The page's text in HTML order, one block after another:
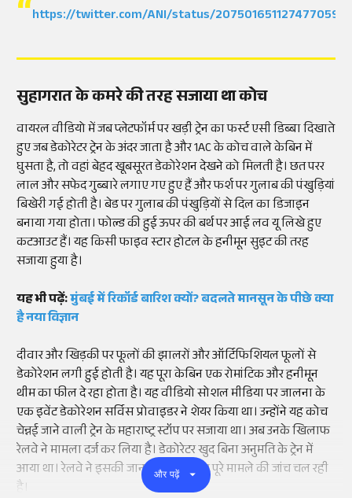
https://twitter.com/ANI/status/2075016511274770591
सुहागरात के कमरे की तरह सजाया था कोच
वायरल वीडियो में जब प्लेटफॉर्म पर खड़ी ट्रेन का फर्स्ट एसी डिब्बा दिखाते
हुए जब डेकोरेटर ट्रेन के अंदर जाता है और 1AC के कोच वाले केबिन में
घुसता है, तो वहां बेहद खूबसूरत डेकोरेशन देखने को मिलती है। छत परर
लाल और सफेद गुब्बारे लगाए गए हुए हैं और फर्श पर गुलाब की पंखुड़ियां
बिखेरी गई होती है। बेड पर गुलाब की पंखुड़ियों से दिल का डिजाइन
बनाया गया होता। फोल्ड की हुई ऊपर की बर्थ पर आई लव यू लिखे हुए
कटआउट हैं। यह किसी फाइव स्टार होटल के हनीमून सुइट की तरह
सजाया हुया है।
यह भी पढ़ें:मुंबई में रिकॉर्ड बारिश क्यों? बदलते मानसून के पीछे क्या
है नया विज्ञान
दीवार और खिड़की पर फूलों की झालरों और ऑर्टिफिशियल फूलों से
डेकोरेशन लगी हुई होती है। यह पूरा केबिन एक रोमांटिक और हनीमून
थीम का फील दे रहा होता है। यह वीडियो सोशल मीडिया पर जालना के
एक इवेंट डेकोरेशन सर्विस प्रोवाइडर ने शेयर किया था। उन्होंने यह कोच
चेन्नई जाने वाली ट्रेन के महाराष्ट्र स्टॉप पर सजाया था। अब उनके खिलाफ
रेलवे ने मामला दर्ज कर लिया है। डेकोरेटर खुद बिना अनुमति के ट्रेन में
आया था। रेलवे ने इसकी जानकारी दी है और पूरे मामले की जांच चल रही
है।
और पढ़ें